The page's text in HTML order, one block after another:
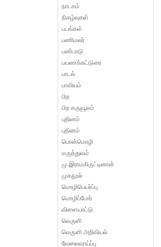
நாடகம்
நிகழ்வுகள்
படங்கள்
பணிமலர்
பண்பாடு
பயணக்கட்டுரை
பாடல்
பாவியம்
பிற
பிற கருவூலம்
புதினம்
புதினம்
பொன்மொழி
மருத்துவம்
மு.இராமகிருட்டிணன்
முகநூல்
மொழிபெயர்ப்பு
மொழிப்போர்
விளையாட்டு
வெருளி
வெருளி அறிவியல்
வேலைவாய்ப்பு